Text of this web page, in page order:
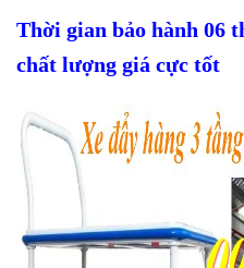
Thời gian bảo hành 06
chất lượng giá cực tốt